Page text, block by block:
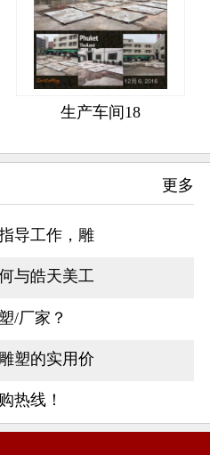
生产车间18
更多
导工作，雕
与皓天美工
/厂家？
塑的实用价
热线！